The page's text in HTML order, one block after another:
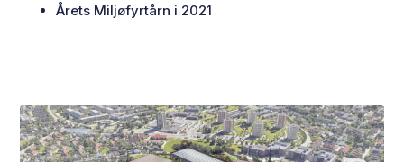
Årets Miljøfyrtårn i 2021